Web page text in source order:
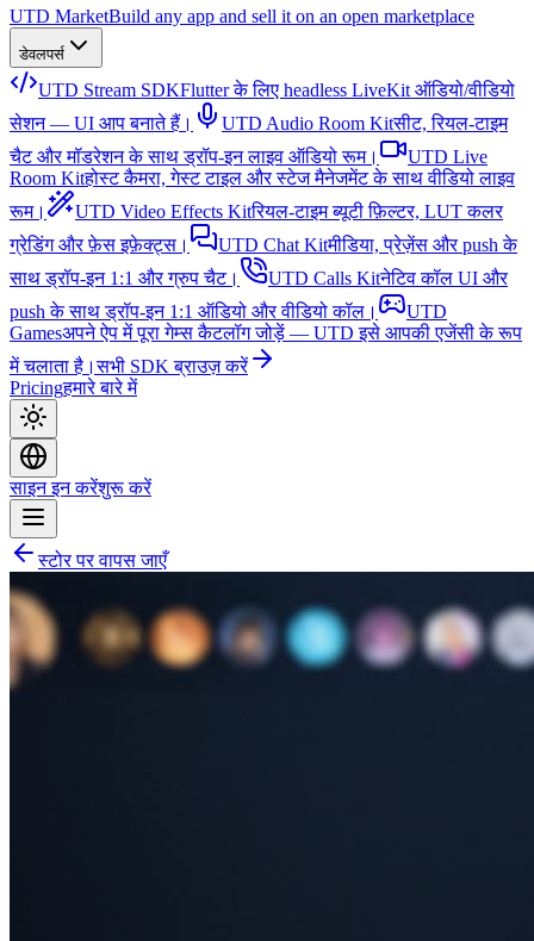
UTD MarketBuild any app and sell it on an open marketplace
डेवलपर्स
UTD Stream SDKFlutter के लिए headless LiveKit ऑडियो/वीडियो
सेशन — UI आप बनाते हैं।
UTD Audio Room Kitसीट, रियल-टाइम
चैट और मॉडरेशन के साथ ड्रॉप-इन लाइव ऑडियो रूम।
UTD Live
Room Kitहोस्ट कैमरा, गेस्ट टाइल और स्टेज मैनेजमेंट के साथ वीडियो लाइव
रूम।
UTD Video Effects Kitरियल-टाइम ब्यूटी फ़िल्टर, LUT कलर
ग्रेडिंग और फ़ेस इफ़ेक्ट्स।
UTD Chat Kitमीडिया, प्रेज़ेंस और push के
साथ ड्रॉप-इन 1:1 और ग्रुप चैट।
UTD Calls Kitनेटिव कॉल UI और
push के साथ ड्रॉप-इन 1:1 ऑडियो और वीडियो कॉल।
UTD
Gamesअपने ऐप में पूरा गेम्स कैटलॉग जोड़ें — UTD इसे आपकी एजेंसी के रूप
में चलाता है।सभी SDK ब्राउज़ करें
Pricingहमारे बारे में
साइन इन करेंशुरू करें
स्टोर पर वापस जाएँ